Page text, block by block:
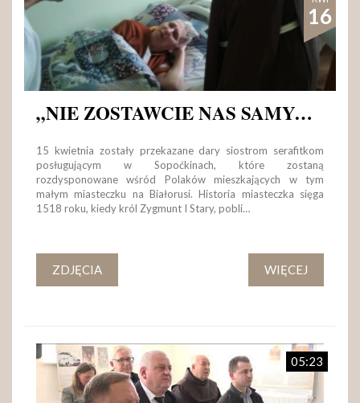
16
„NIE ZOSTAWCIE NAS SAMYCH TUTAJ. PAMIĘTAJCIE O NAS”
15 kwietnia zostały przekazane dary siostrom serafitkom
posługującym w Sopoćkinach, które zostaną
rozdysponowane wśród Polaków mieszkających w tym
małym miasteczku na Białorusi. Historia miasteczka sięga
1518 roku, kiedy król Zygmunt I Stary, pobli…
WIĘCEJ
ZDJĘCIA
05:23